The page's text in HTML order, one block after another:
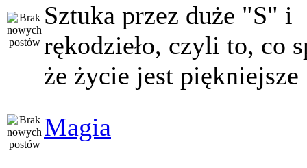
Sztuka przez duże "S" i
rękodzieło, czyli to, co
że życie jest piękniejsze
Magia